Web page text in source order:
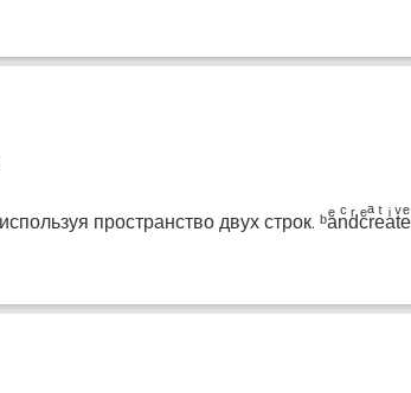
пространство двух строк. ᵇaͤnͨdͬcͤrͣeͭaͥtͮeͤ